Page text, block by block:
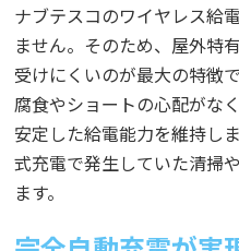
ナブテスコのワイヤレス給
ません。そのため、屋外特
受けにくいのが最大の特徴
腐食やショートの心配がな
安定した給電能力を維持し
式充電で発生していた清掃
ます。